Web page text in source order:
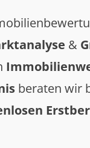
&
beraten wir